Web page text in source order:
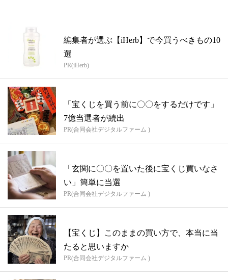
編集者が選ぶ【iHerb】で今買うべきもの10
選
PR(iHerb)
「宝くじを買う前に〇〇をするだけです」
7億当選者が続出
PR(合同会社デジタルファーム )
「玄関に〇〇を置いた後に宝くじ買いなさ
い」簡単に当選
PR(合同会社デジタルファーム )
【宝くじ】このままの買い方で、本当に当
たると思いますか
PR(合同会社デジタルファーム )